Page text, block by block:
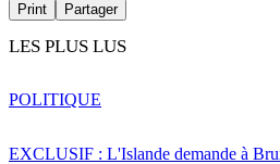
Print Partager
LES PLUS LUS
EXCLUSIF : L'Islande demande à
POLITIQUE